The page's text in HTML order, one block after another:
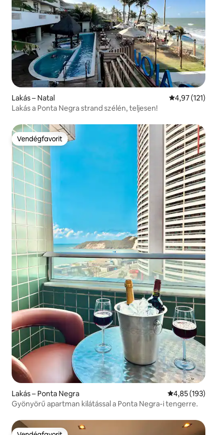
Lakás – Natal Átlagos
4,97 (121)
Lakás a Ponta Negra strand szélén, teljesen!
Vendégfavorit
Vendégfavorit
Lakás – Ponta Negra Átlagos
4,85 (193)
Gyönyörű apartman kilátással a Ponta Negra-i tengerre.